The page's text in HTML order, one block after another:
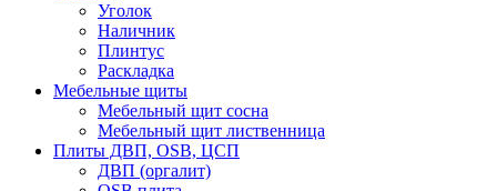
Уголок
Наличник
Плинтус
Раскладка
Мебельные щиты
Мебельный щит сосна
Мебельный щит лиственница
Плиты ДВП, OSB, ЦСП
ДВП (оргалит)